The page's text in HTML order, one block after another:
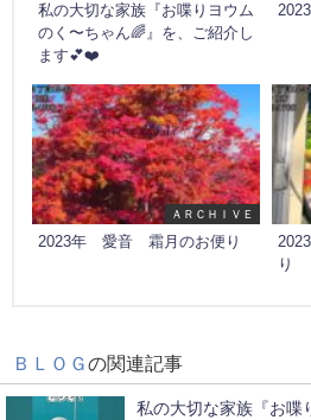
私の大切な家族『お喋りヨウム
のく〜ちゃん🌈』を、ご紹介し
ます💕❤️
ＡＲＣＨＩＶＥ
2023年 愛音 霜月のお便り
り
ＢＬＯＧの関連記事
私の大切な家族『お喋